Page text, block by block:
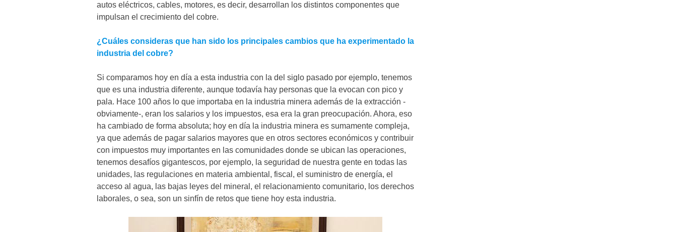
autos eléctricos, cables, motores, es decir, desarrollan los distintos componentes que
impulsan el crecimiento del cobre.
¿Cuáles consideras que han sido los principales cambios que ha experimentado la
industria del cobre?
Si comparamos hoy en día a esta industria con la del siglo pasado por ejemplo, tenemos
que es una industria diferente, aunque todavía hay personas que la evocan con pico y
pala. Hace 100 años lo que importaba en la industria minera además de la extracción -
obviamente-, eran los salarios y los impuestos, esa era la gran preocupación. Ahora, eso
ha cambiado de forma absoluta; hoy en día la industria minera es sumamente compleja,
ya que además de pagar salarios mayores que en otros sectores económicos y contribuir
con impuestos muy importantes en las comunidades donde se ubican las operaciones,
tenemos desafíos gigantescos, por ejemplo, la seguridad de nuestra gente en todas las
unidades, las regulaciones en materia ambiental, fiscal, el suministro de energía, el
acceso al agua, las bajas leyes del mineral, el relacionamiento comunitario, los derechos
laborales, o sea, son un sinfín de retos que tiene hoy esta industria.